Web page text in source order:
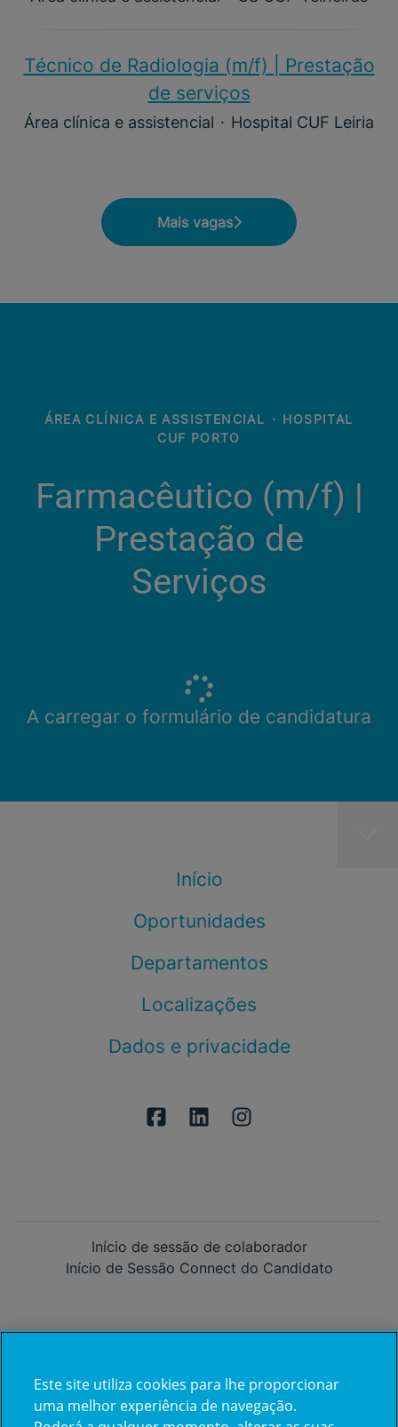
Técnico de Radiologia (m/f) | Prestação
de serviços
Área clínica e assistencial · Hospital CUF Leiria
Mais vagas
ÁREA CLÍNICA E ASSISTENCIAL · HOSPITAL
CUF PORTO
Farmacêutico (m/f)​ |
Prestação de
Serviços
A carregar o formulário de candidatura
Início
Oportunidades
Departamentos
Localizações
Dados e privacidade
Início de sessão de colaborador
Início de Sessão Connect do Candidato
Já trabalha na CUF?
Este site utiliza cookies para lhe proporcionar
uma melhor experiência de navegação.